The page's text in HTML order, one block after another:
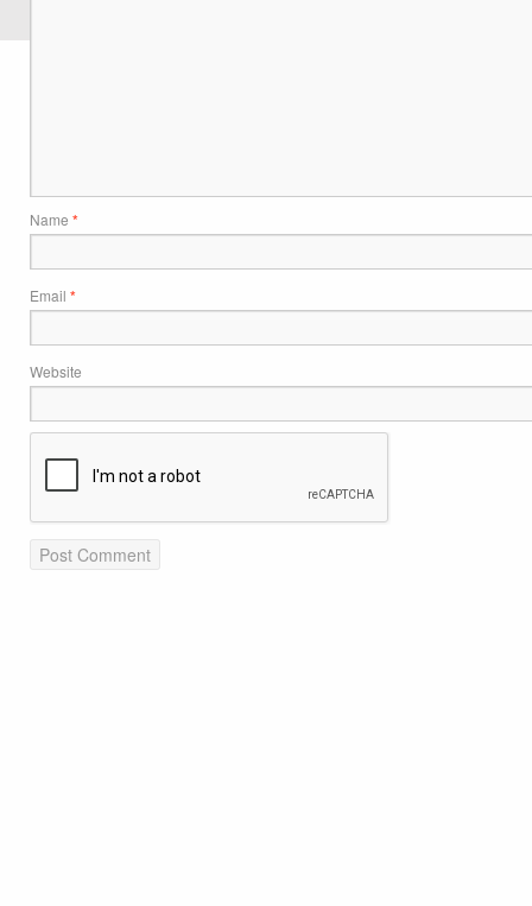
Name *
Email *
Website